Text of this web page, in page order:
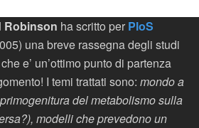
Robinson ha scritto per PloS
una breve rassegna degli studi
e’ un’ottimo punto di partenza
I temi trattati sono: mondo a
del metabolismo sulla
modelli che prevedono un